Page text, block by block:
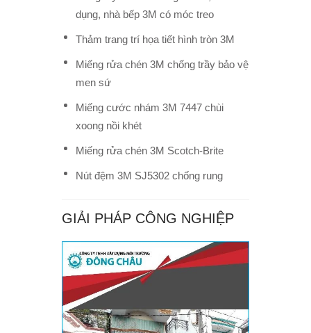
dụng, nhà bếp 3M có móc treo
Thảm trang trí họa tiết hình tròn 3M
Miếng rửa chén 3M chống trầy bảo vệ
men sứ
Miếng cước nhám 3M 7447 chùi
xoong nồi khét
Miếng rửa chén 3M Scotch-Brite
Nút đệm 3M SJ5302 chống rung
GIẢI PHÁP CÔNG NGHIỆP